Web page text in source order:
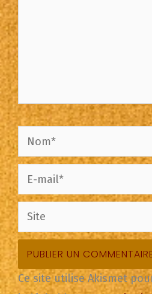
Nom*
E-
mail*
Site
Ce site utilise Akismet